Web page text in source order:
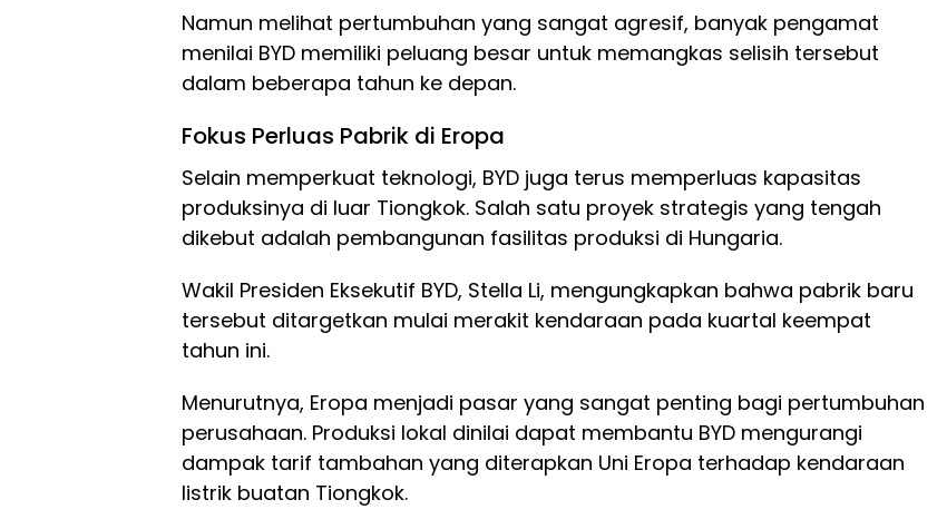
Namun melihat pertumbuhan yang sangat agresif, banyak pengamat
menilai BYD memiliki peluang besar untuk memangkas selisih tersebut
dalam beberapa tahun ke depan.
Fokus Perluas Pabrik di Eropa
Selain memperkuat teknologi, BYD juga terus memperluas kapasitas
produksinya di luar Tiongkok. Salah satu proyek strategis yang tengah
dikebut adalah pembangunan fasilitas produksi di Hungaria.
Wakil Presiden Eksekutif BYD, Stella Li, mengungkapkan bahwa pabrik baru
tersebut ditargetkan mulai merakit kendaraan pada kuartal keempat
tahun ini.
Menurutnya, Eropa menjadi pasar yang sangat penting bagi pertumbuhan
perusahaan. Produksi lokal dinilai dapat membantu BYD mengurangi
dampak tarif tambahan yang diterapkan Uni Eropa terhadap kendaraan
listrik buatan Tiongkok.